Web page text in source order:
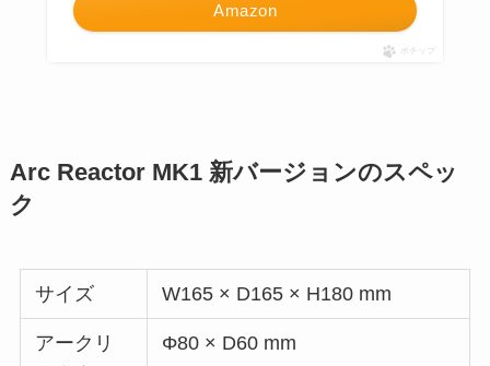
Amazon
ポチップ
Arc Reactor MK1 新バージョンのスペッ
ク
サイズ W165 × D165 × H180 mm
アークリ
Φ80 × D60 mm